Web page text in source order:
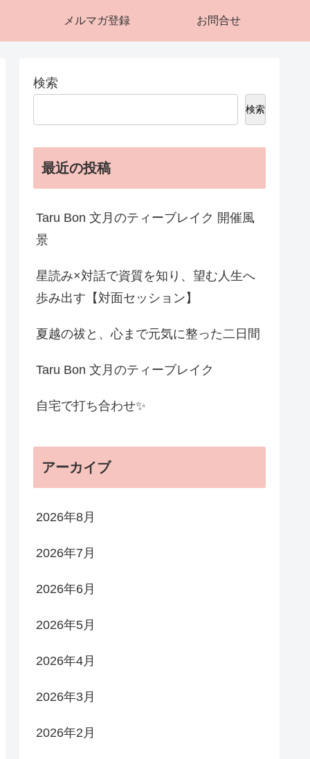
メルマガ登録 お問合せ
検索
検索
最近の投稿
Taru Bon 文月のティーブレイク 開催風
景
星読み×対話で資質を知り、望む人生へ
歩み出す【対面セッション】
夏越の祓と、心まで元気に整った二日間
Taru Bon 文月のティーブレイク
自宅で打ち合わせ✨
アーカイブ
2026年8月
2026年7月
2026年6月
2026年5月
2026年4月
2026年3月
2026年2月